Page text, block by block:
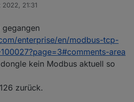
RTU". Da muss aber "Modbus
ich. Sonst wird das nix! Stell das
sollte es eigentlich gehen.
21:31
enterprise/en/modbus-tcp-
area
kein Modbus aktuell so
zurück.